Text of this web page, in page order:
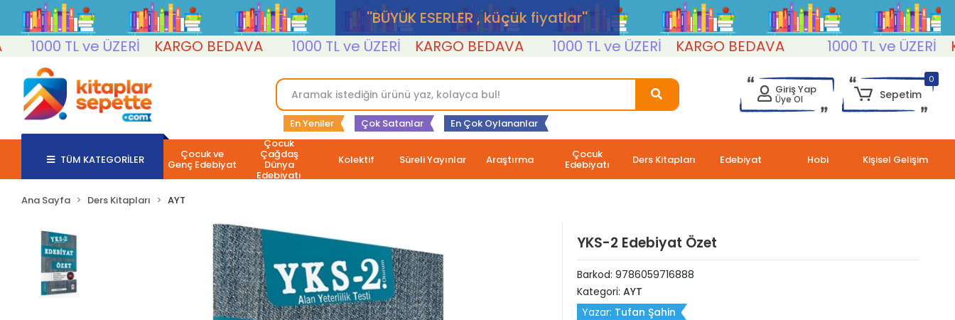
''BÜYÜK ESERLER , küçük fiyatlar''
1000 TL ve ÜZERİ
KARGO BEDAVA 1000 TL ve ÜZERİ KARGO BEDAVA 1000 TL ve ÜZERİ KARGO BEDAVA 1000 TL ve ÜZERİ
En Yeniler Çok Satanlar En Çok Oylananlar
Giriş Yap
Üye Ol
0
Sepetim
TÜM KATEGORİLER Çocuk ve
Genç Edebiyat
Çocuk
Çağdaş
Dünya
Edebiyatı
Kolektif Süreli Yayınlar Araştırma Çocuk
Edebiyatı Ders Kitapları Edebiyat Hobi Kişisel Gelişim
Ana Sayfa Ders Kitapları AYT
YKS-2 Edebiyat Özet
Barkod: 9786059716888
Kategori: AYT
Yazar: Tufan Şahin